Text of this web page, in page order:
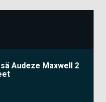
Audeze Maxwell 2